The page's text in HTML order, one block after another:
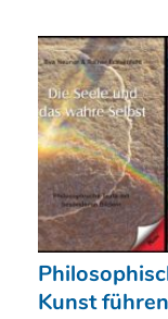
Kunst